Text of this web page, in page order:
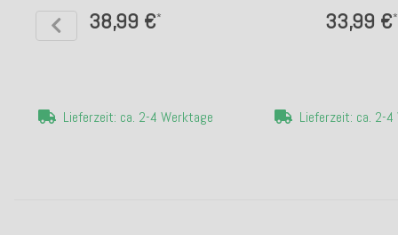
orange
38,99 €*
Lieferzeit: ca. 2-4 Werktage
33,99 €*
Lieferzeit: ca. 2-4